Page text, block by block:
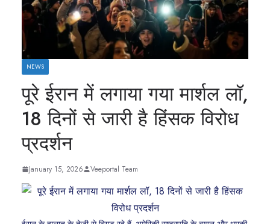
NEWS
पूरे ईरान में लगाया गया मार्शल लॉ,
18 दिनों से जारी है हिंसक विरोध
प्रदर्शन
January 15, 2026 Veeportal Team